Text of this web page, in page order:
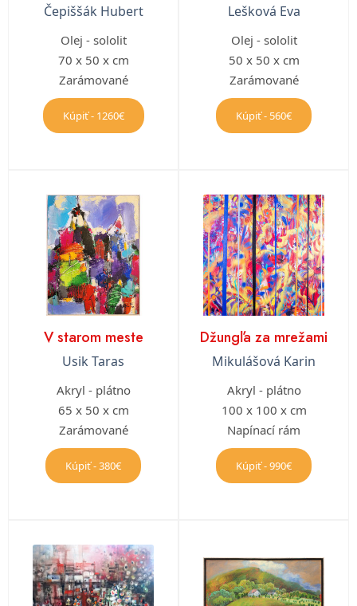
Čepiššák Hubert
Olej - sololit
70 x 50 x cm
Zarámované
Kúpiť - 1260€
Lešková Eva
Olej - sololit
50 x 50 x cm
Zarámované
Kúpiť - 560€
V starom meste
Usik Taras
Akryl - plátno
65 x 50 x cm
Zarámované
Kúpiť - 380€
Džungľa za mrežami
Mikulášová Karin
Akryl - plátno
100 x 100 x cm
Napínací rám
Kúpiť - 990€